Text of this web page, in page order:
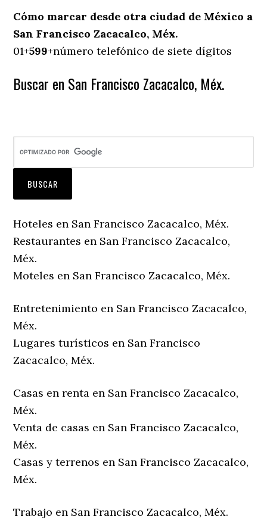
Cómo marcar desde otra ciudad de México a
San Francisco Zacacalco, Méx.
01+599+número telefónico de siete dígitos
Buscar en San Francisco Zacacalco, Méx.
Hoteles en San Francisco Zacacalco, Méx.
Restaurantes en San Francisco Zacacalco,
Méx.
Moteles en San Francisco Zacacalco, Méx.
Entretenimiento en San Francisco Zacacalco,
Méx.
Lugares turísticos en San Francisco
Zacacalco, Méx.
Casas en renta en San Francisco Zacacalco,
Méx.
Venta de casas en San Francisco Zacacalco,
Méx.
Casas y terrenos en San Francisco Zacacalco,
Méx.
Trabajo en San Francisco Zacacalco, Méx.